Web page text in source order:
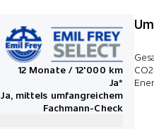
12 Monate / 12'000 km
Ja*
Ja, mittels umfangreichem
Fachmann-Check